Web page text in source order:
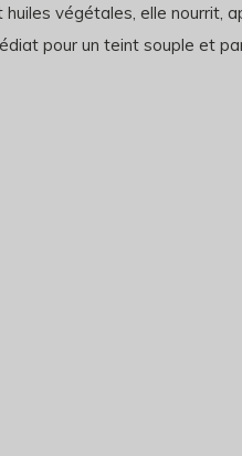
végétales, elle nourrit,
pour un teint souple et